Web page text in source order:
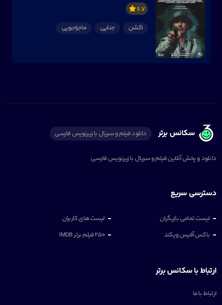
6.7
اکشن
جنایی ماجراجویی
سکانس برتر دانلود فیلم و سریال با زیرنویس فارسی
دانلود و پخش آنلاین فیلم و سریال با زیرنویس فارسی
دسترسی سریع
لیست تمامی بازیگران
لیست های کاربران
باکس آفیس ویکند
250 فیلم برتر IMDB
ارتباط با سکانس برتر
ارتباط با ما